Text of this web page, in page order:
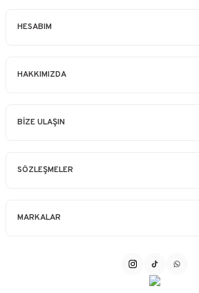
HESABIM
HAKKIMIZDA
BİZE ULAŞIN
SÖZLEŞMELER
MARKALAR